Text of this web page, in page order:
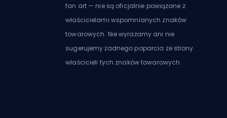
fan art — nie są oficjalnie powiązane z
właścicielami wspomnianych znaków
towarowych. Nie wyrażamy ani nie
sugerujemy żadnego poparcia ze strony
właścicieli tych znaków towarowych.